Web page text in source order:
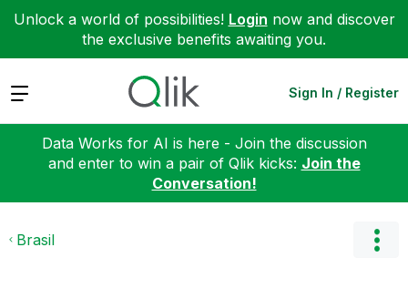
Unlock a world of possibilities! Login now and discover
the exclusive benefits awaiting you.
Expand Sign In / Register
Data Works for AI is here - Join the discussion
and enter to win a pair of Qlik kicks: Join the
Conversation!
Brasil